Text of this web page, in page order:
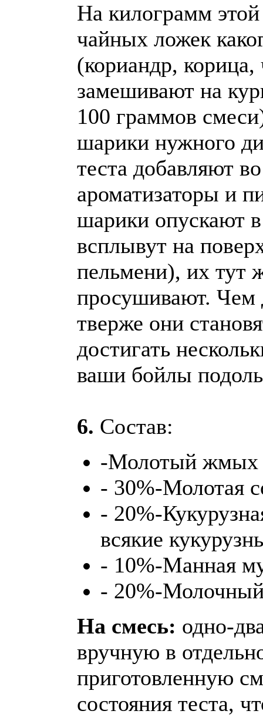
На килограмм
чайных ложек
(кориандр,
замешивают на
100 граммов
шарики нужного
теста добавляют
ароматизаторы и
шарики опускают
всплывут на
пельмени), их тут
просушивают. Чем
тверже они
достигать
ваши бойлы
6. Состав:
-Молотый жмых
- 30%-Молотая
- 20%-
всякие
- 10%-Манная
- 20%-
На смесь: одно-
вручную в
приготовленную
состояния теста,